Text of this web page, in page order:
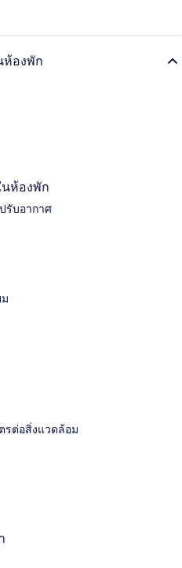
ห้องพัก
นห้องพัก
รับอากาศ
รต่อสิ่งแวดล้อม